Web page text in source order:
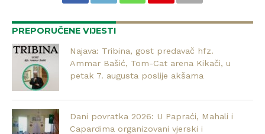
PREPORUČENE VIJESTI
Najava: Tribina, gost predavač hfz.
Ammar Bašić, Tom-Cat arena Kikači, u
petak 7. augusta poslije akšama
Dani povratka 2026: U Papraći, Mahali i
Capardima organizovani vjerski i